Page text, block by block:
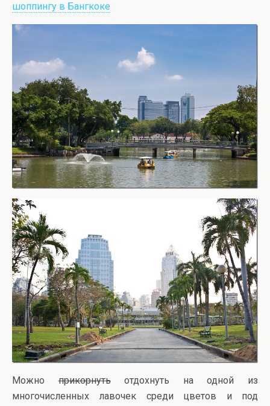
шоппингу в Бангкоке
Можноприкорнутьотдохнуть на одной из
многочисленных лавочек среди цветов и под